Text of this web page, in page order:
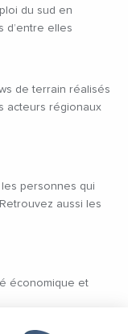
du sud en
d’entre elles
de terrain réalisés
acteurs régionaux
les personnes qui
aussi les
économique et